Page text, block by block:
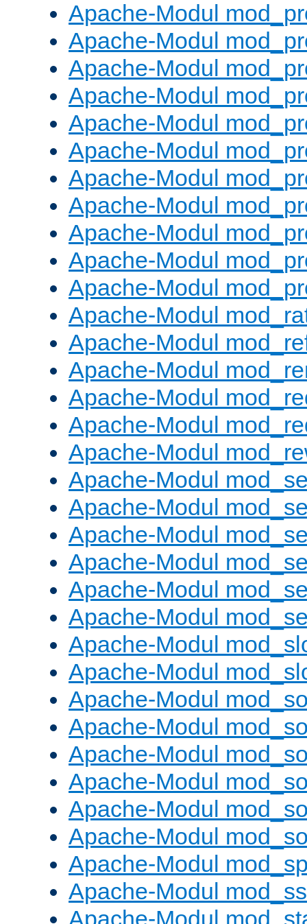
Apache-Modul
Apache-Modul
Apache-Modul
Apache-Modul
Apache-Modul
Apache-Modul
Apache-Modul
Apache-Modul
Apache-Modul
Apache-Modul
Apache-Modul
Apache-Modul
Apache-Modul
Apache-Modul
Apache-Modul
Apache-Modul
Apache-Modul
Apache-Modul
Apache-Modul
Apache-Modul
Apache-Modul
Apache-Modul
Apache-Modul
Apache-Modul
Apache-Modul
Apache-Modul
Apache-Modul
Apache-Modul
Apache-Modul
Apache-Modul
Apache-Modul
Apache-Modul
Apache-Modul
Apache-Modul